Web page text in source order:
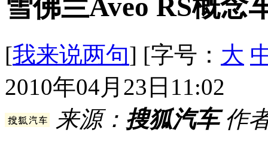
雪佛兰Aveo RS概念
[我来说两句] [字号： 大
2010年04月23日11:02
来源： 搜狐汽车作